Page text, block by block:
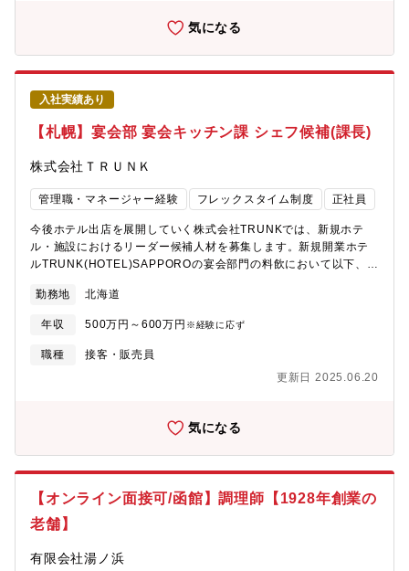
る（衛生管理資格を取得している）・ロジカルシンキング、クリ
ティカルシンキング、ラテラルシンキングができる・目標設定に
おいて適切にストレッチをかけることができる【求める人物
像】・ホテルの方向性やコンセプトに共感できる方（★HPをご参
照ください：https://www.trunk-base.com）・コミュニケーショ
ンに長け、ネットワークづくりが得意な方。（社外・社内問わ
ず）・しっかりと論理的思考とコミュニケーションが取れる方・
積極性と行動力があり、新しいことに挑戦することに貪欲に努力
できる方 など・会社の理念に共感できる方
気になる
入社実績あり
【札幌】宴会部 宴会キッチン課 シェフ候補(課長)
株式会社ＴＲＵＮＫ
管理職・マネージャー経験 フレックスタイム制度 正社員
今後ホテル出店を展開していく株式会社TRUNKでは、新規ホテ
ル・施設におけるリーダー候補人材を募集します。新規開業ホテ
ルTRUNK(HOTEL)SAPPOROの宴会部門の料飲において以下、宴
【具体的には】■常にステイクホルダーの満足度/サービスクオリ
ティの担保・改善・サービスバリューの向上を図る■日々の業務の
計画・管理■施工部門・宴会部の利益および売上の最大化を図る■
宴会キッチンの年計画を策定（年毎の料理単価目標設定/原価率目
価/代謝）■クレームの対応/解決/指導/改善■スタッフ個人の目標設
の実務経験・基本的な調理技術がある（シニアプレイヤーレベ
ル）・ペイストリーの月間の業務内容を理解している（サポート
できる）・衛生・アレルギーの知見がある（衛生管理資格を取得
している）・ロジカルシンキング、クリティカルシンキング、ラ
テラルシンキングができる・目標設定において適切にストレッチ
をかけることができる・衛生管理者【求める人物像】・ホテルの
方向性やコンセプトに共感できる方（★HPをご参照ください：
ットワークづくりが得意な方。（社外・社内問わず）・しっかり
勤務地 北海道
年収 500万円～600万円 ※経験に応ず
職種
接客・販売員
更新日 2025.06.20
気になる
【オンライン面接可/函館】調理師【1928年創業の
老舗】
有限会社湯ノ浜